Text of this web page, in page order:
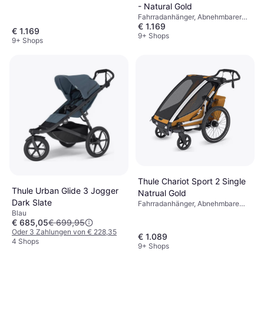
€ 1.169
9+ Shops
- Natural Gold
Fahrradanhänger, Abnehmbarer
Bezug, Verstellbare Rückenlehne,
Regenschutz, Einstellbarer Griff,
€ 1.169
9+ Shops
Thule Urban Glide 3 Jogger
Dark Slate
Blau
€ 685,05€ 699,95
Oder 3 Zahlungen von € 228,35
4 Shops
Thule Chariot Sport 2 Single
Natrual Gold
Fahrradanhänger, Abnehmbare
Liegeposition, Schwarz, Gold
€ 1.089
9+ Shops